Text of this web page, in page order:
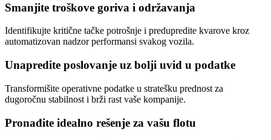
Smanjite troškove goriva i održavanja
Identifikujte kritične tačke potrošnje i predupredite kvarove kroz
automatizovan nadzor performansi svakog vozila.
Unapredite poslovanje uz bolji uvid u podatke
Transformišite operativne podatke u stratešku prednost za
dugoročnu stabilnost i brži rast vaše kompanije.
Pronađite idealno rešenje za vašu flotu